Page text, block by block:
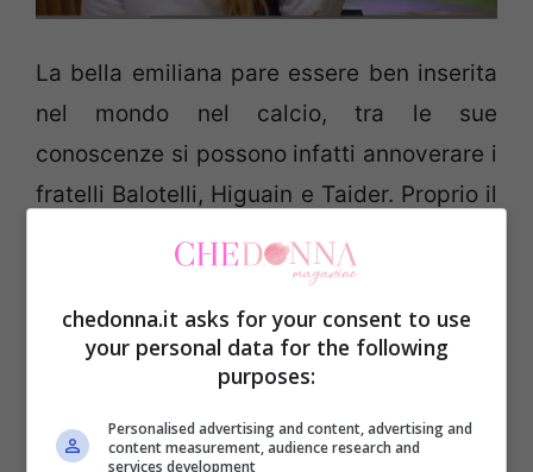
La bella emiliana pare essere ben inserita
nel mondo nel calcio, tra le sue
conoscenze si possono infatti annoverare i
fratelli Balotelli, Higuain e Taider. Proprio il
centrocampista dell’Inter sarebbe il
fidanzato di Veronica, che però ha
affermato di averlo ripetutamente tradito,
prima con Giorgio Alfieri ed ora, una sola
settimana prima di entrare al Grande
fratello, con i fratelli Balotelli.No no, nessun
chedonna.it asks for your consent to use
your personal data for the following
purposes:
Personalised advertising and content, advertising and
content measurement, audience research and
services development